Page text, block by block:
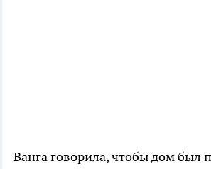
Ванга говорила, чтобы дом был